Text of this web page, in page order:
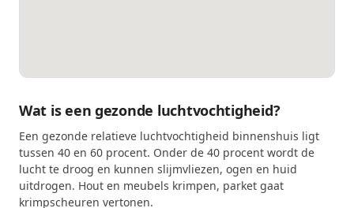
Wat is een gezonde luchtvochtigheid?
Een gezonde relatieve luchtvochtigheid binnenshuis ligt
tussen 40 en 60 procent. Onder de 40 procent wordt de
lucht te droog en kunnen slijmvliezen, ogen en huid
uitdrogen. Hout en meubels krimpen, parket gaat
krimpscheuren vertonen.